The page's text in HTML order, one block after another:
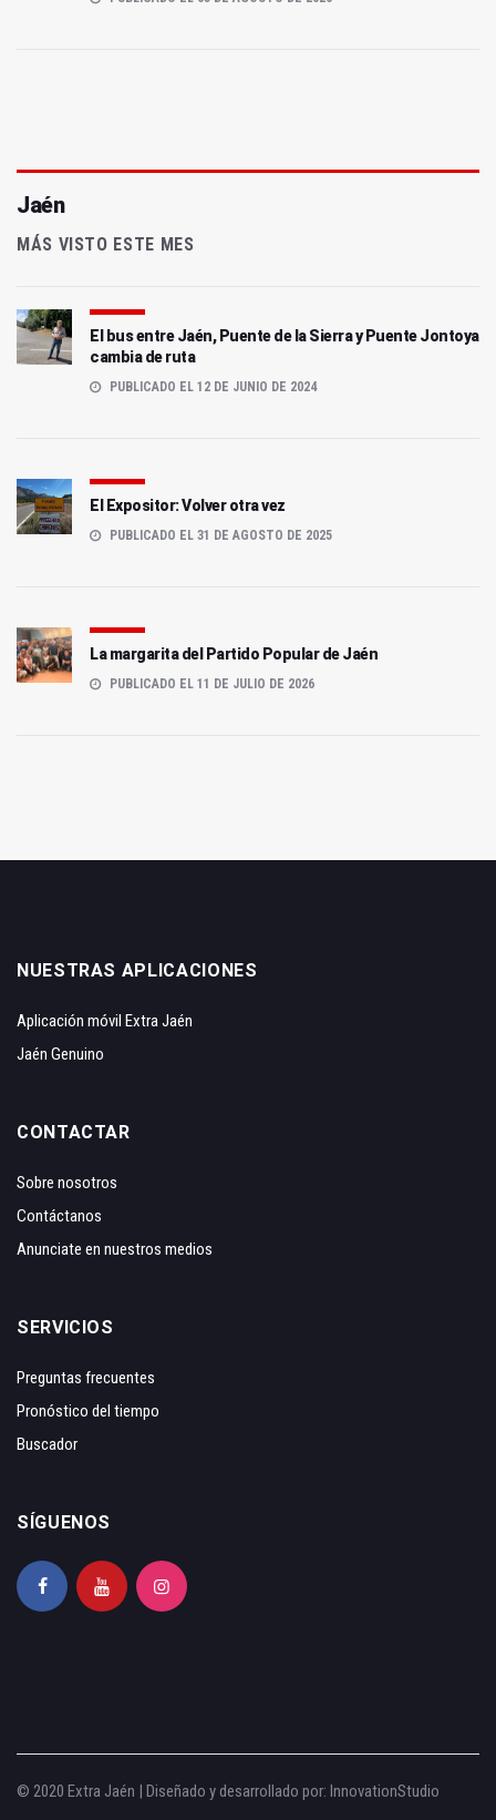
Jaén
MÁS VISTO ESTE MES
El bus entre Jaén, Puente de la Sierra y Puente Jontoya
cambia de ruta
PUBLICADO EL 12 DE JUNIO DE 2024
El Expositor: Volver otra vez
PUBLICADO EL 31 DE AGOSTO DE 2025
La margarita del Partido Popular de Jaén
PUBLICADO EL 11 DE JULIO DE 2026
NUESTRAS APLICACIONES
Aplicación móvil Extra Jaén
Jaén Genuino
CONTACTAR
Sobre nosotros
Contáctanos
Anunciate en nuestros medios
SERVICIOS
Preguntas frecuentes
Pronóstico del tiempo
Buscador
SÍGUENOS
© 2020 Extra Jaén | Diseñado y desarrollado por: InnovationStudio